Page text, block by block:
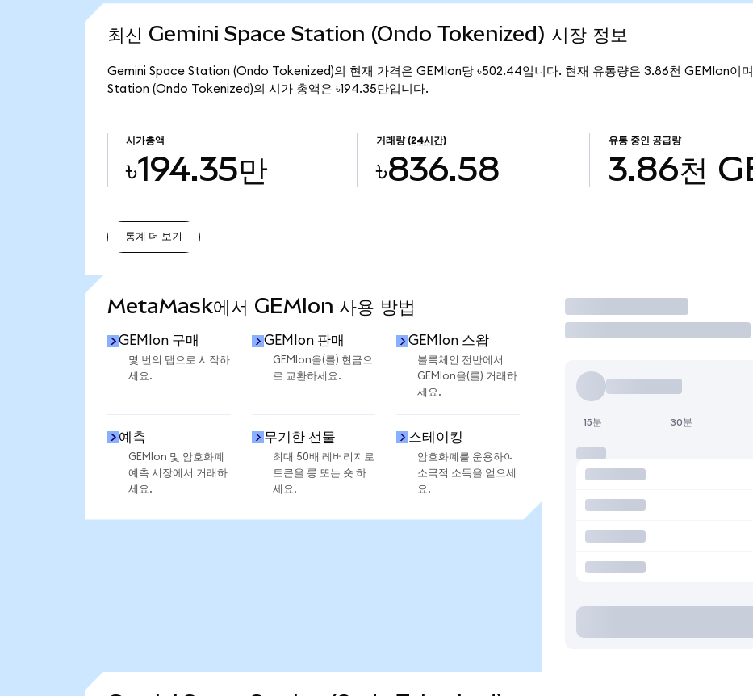
최신 Gemini Space Station (Ondo Tokenized) 시장 정보
Gemini Space Station (Ondo Tokenized)의 현재 가격은 GEMIon당 ৳502.44입니다. 현재 유통량은 3.86천 GEMIon이
Station (Ondo Tokenized)의 시가 총액은 ৳194.35만입니다.
시가총액
৳194.35만
거래량 (24시간)
৳836.58
유통 중인 공급량
3.86천
통계 더 보기
MetaMask에서 GEMIon 사용 방법
GEMIon 구매
몇 번의 탭으로 시작하
세요.
GEMIon 판매
GEMIon을(를) 현금으
로 교환하세요.
GEMIon 스왑
블록체인 전반에서
GEMIon을(를) 거래하
세요.
예측
GEMIon 및 암호화폐
예측 시장에서 거래하
세요.
무기한 선물
최대 50배 레버리지로
토큰을 롱 또는 숏 하
세요.
스테이킹
암호화폐를 운용하여
소극적 소득을 얻으세
요.
거래
15분 30분